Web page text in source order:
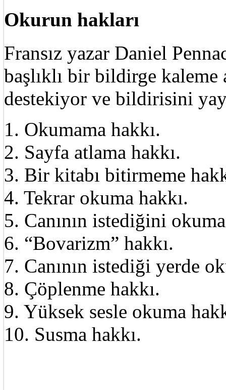
Okurun hakları
Fransız yazar Daniel
başlıklı bir bildirge kaleme
destekiyor ve bildirisini
1. Okumama hakkı.
2. Sayfa atlama hakkı.
3. Bir kitabı bitirmeme
4. Tekrar okuma hakkı.
5. Canının istediğini
6. “Bovarizm” hakkı.
7. Canının istediği yerde
8. Çöplenme hakkı.
9. Yüksek sesle okuma
10. Susma hakkı.